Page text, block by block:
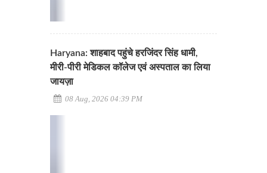
Haryana: शाहबाद पहुंचे हरजिंदर सिंह धामी,
मीरी-पीरी मेडिकल कॉलेज एवं अस्पताल का लिया
जायज़ा
08 Aug, 2026 04:39 PM